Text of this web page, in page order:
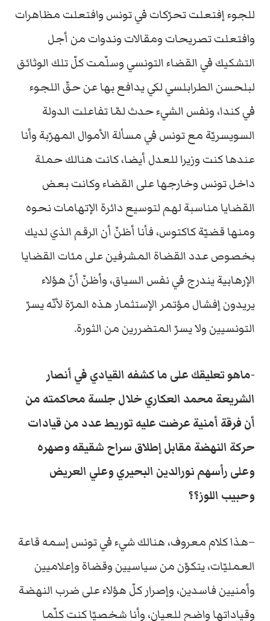
للجوء إفتعلت تحرّكات في تونس وافتعلت مظاهرات
وافتعلت تصريحات ومقالات وندوات من أجل
التشكيك في القضاء التونسي وسلّمت كلّ تلك الوثائق
لبلحسن الطرابلسي لكي يدافع بها عن حقّ اللجوء
في كندا، ونفس الشيء حدث لمّا تفاعلت الدولة
السويسريّة مع تونس في مسألة الأموال المهرّبة وأنا
عندها كنت وزيرا للعدل أيضا، كانت هنالك حملة
داخل تونس وخارجها على القضاء وكانت بعض
القضايا مناسبة لهم لتوسيع دائرة الإتهامات نحوه
ومنها قضيّة كاكتوس، فأنا أظنّ أن الرقم الذي لديك
بخصوص عدد القضاة المشرفين على مئات القضايا
الإرهابية يندرج في نفس السياق، وأظنّ أنّ هؤلاء
يريدون إفشال مؤتمر الإستثمار هذه المرّة لأنّه يسرّ
التونسيين ولا يسرّ المتضررين من الثورة.
-ماهو تعليقك على ما كشفه القيادي في أنصار
الشريعة محمد العكاري خلال جلسة محاكمته من
أن فرقة أمنية عرضت عليه توريط عدد من قيادات
حركة النهضة مقابل إطلاق سراح شقيقه وصهره
وعلى رأسهم نورالدين البحيري وعلي العريض
وحبيب اللوز؟؟
–هذا كلام معروف، هنالك شيء في تونس إسمه قاعة
العمليّات، يتكوّن من سياسيين وقضاة وإعلاميين
وأمنيين فاسدين، وإصرار كلّ هؤلاء على ضرب النهضة
وقياداتها واضح للعيان، وأنا شخصيّا كنت كلّما